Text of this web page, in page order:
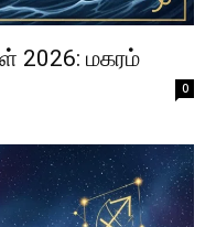
2026: மகரம்
0